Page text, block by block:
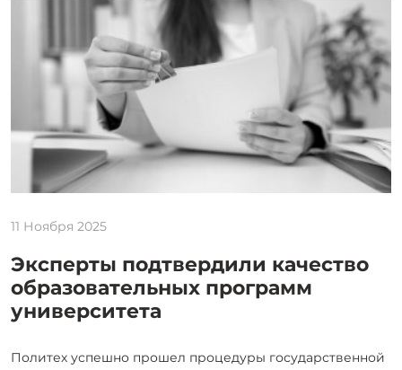
11 Ноября 2025
Эксперты подтвердили качество
образовательных программ
университета
Политех успешно прошел процедуры государственной